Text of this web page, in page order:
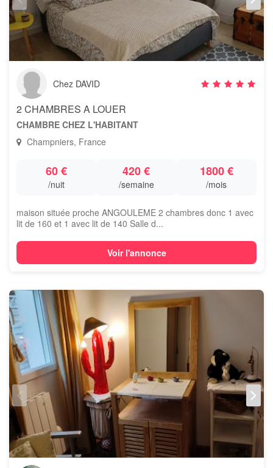
Chez DAVID
2 CHAMBRES A LOUER
CHAMBRE CHEZ L'HABITANT
Champniers, France
60 €
/nuit
420 €
/semaine
1800 €
/mois
maison située proche ANGOULEME 2 chambres donc 1 avec
lit de 160 et 1 avec lit de 140 Salle d...
Voir l'annonce